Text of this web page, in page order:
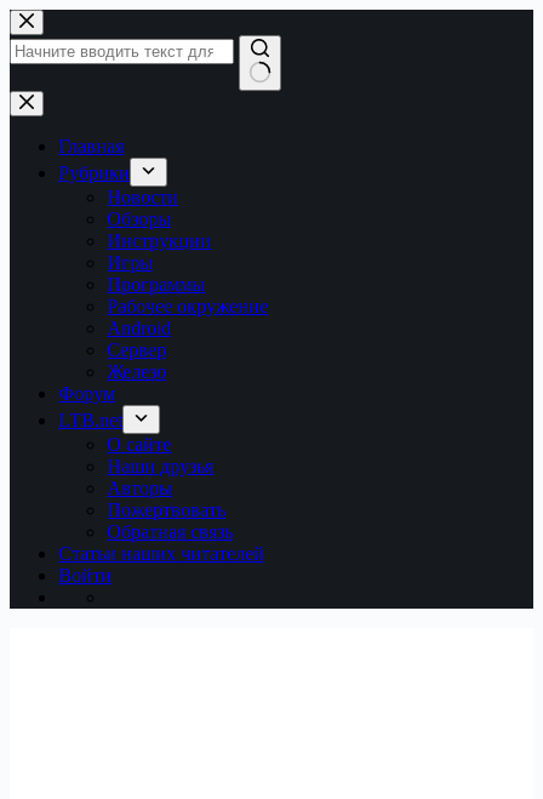
Перейти
к
сути
Ничего
не
найденоГлавная
Рубрики
Новости
Обзоры
Инструкции
Игры
Программы
Рабочее окружение
Android
Сервер
Железо
Форум
LTB.net
О сайте
Наши друзья
Авторы
Пожертвовать
Обратная связь
Статьи наших читателей
Войти